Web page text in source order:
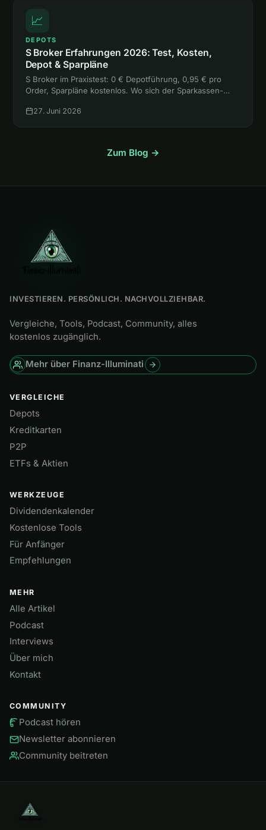
📈
DEPOTS
S Broker Erfahrungen 2026: Test, Kosten,
Depot & Sparpläne
S Broker im Praxistest: 0 € Depotführung, 0,95 € pro
Order, Sparpläne kostenlos. Wo sich der Sparkassen-
und für wen er passt.
27. Juni 2026
Zum Blog →
INVESTIEREN. PERSÖNLICH. NACHVOLLZIEHBAR.
Vergleiche, Tools, Podcast, Community, alles
kostenlos zugänglich.
Mehr über Finanz-Illuminati
VERGLEICHE
Depots
Kreditkarten
P2P
ETFs & Aktien
WERKZEUGE
Dividendenkalender
Kostenlose Tools
Für Anfänger
Empfehlungen
MEHR
Alle Artikel
Podcast
Interviews
Über mich
Kontakt
COMMUNITY
Podcast hören
Newsletter abonnieren
Community beitreten